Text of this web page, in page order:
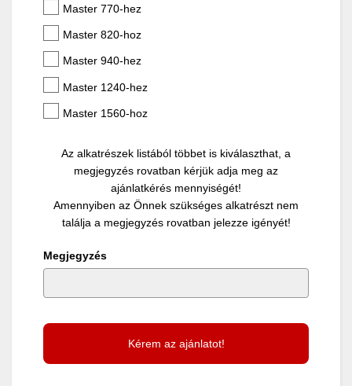
Master 770-hez
Master 820-hoz
Master 940-hez
Master 1240-hez
Master 1560-hoz
Az alkatrészek listából többet is kiválaszthat, a
megjegyzés rovatban kérjük adja meg az
ajánlatkérés mennyiségét!
Amennyiben az Önnek szükséges alkatrészt nem
találja a megjegyzés rovatban jelezze igényét!
Megjegyzés
Kérem az ajánlatot!